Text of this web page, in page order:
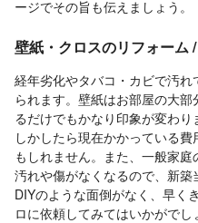
ージでその旨も伝えましょう。
壁紙・クロスのリフォーム
経年劣化やタバコ・カビで汚れ
られます。壁紙はお部屋の大
るだけでもかなり印象が変わ
しかしたら現在かかっている
もしれません。また、一般家
汚れや傷がなくなるので、新築
DIYのような面倒がなく、早く
ロに依頼してみてはいかがでし